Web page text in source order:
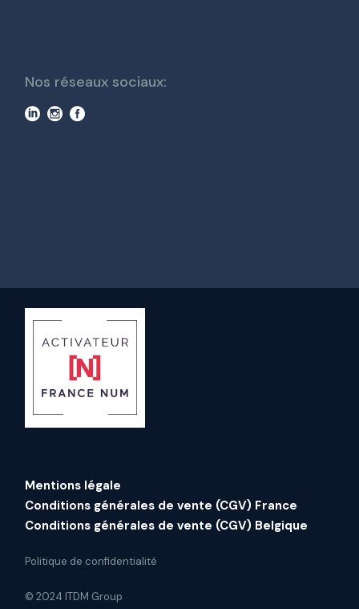
Nos réseaux sociaux:
Mentions légale
Conditions générales de vente (CGV) France
Conditions générales de vente (CGV) Belgique
Politique de confidentialité
© 2024 ITDM Group